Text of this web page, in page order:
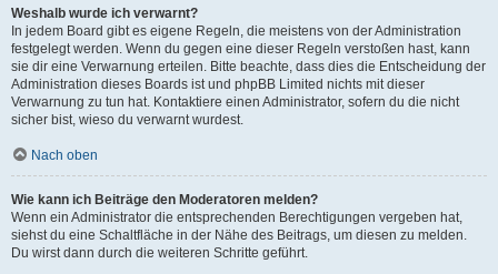
Weshalb wurde ich verwarnt?
In jedem Board gibt es eigene Regeln, die meistens von der Administration
festgelegt werden. Wenn du gegen eine dieser Regeln verstoßen hast, kann
sie dir eine Verwarnung erteilen. Bitte beachte, dass dies die Entscheidung der
Administration dieses Boards ist und phpBB Limited nichts mit dieser
Verwarnung zu tun hat. Kontaktiere einen Administrator, sofern du die nicht
sicher bist, wieso du verwarnt wurdest.
Nach oben
Wie kann ich Beiträge den Moderatoren melden?
Wenn ein Administrator die entsprechenden Berechtigungen vergeben hat,
siehst du eine Schaltfläche in der Nähe des Beitrags, um diesen zu melden.
Du wirst dann durch die weiteren Schritte geführt.